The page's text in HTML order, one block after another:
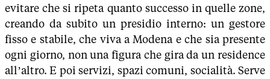
evitare che si ripeta quanto successo in quelle zone,
creando da subito un presidio interno: un gestore
fisso e stabile, che viva a Modena e che sia presente
ogni giorno, non una figura che gira da un residence
all’altro. E poi servizi, spazi comuni, socialità. Serve